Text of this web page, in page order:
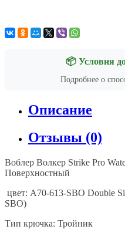
📦 Условия
Подробнее о
Описание
Отзывы (0)
Воблер Волкер Strike Pro
Поверхностный
цвет: A70-613-SBO Double
SBO)
Тип крючка: Тройник